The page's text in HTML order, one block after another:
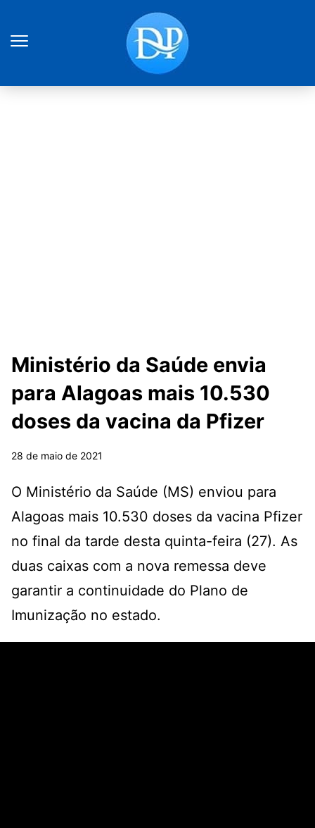
Ministério da Saúde envia
para Alagoas mais 10.530
doses da vacina da Pfizer
28 de maio de 2021
O Ministério da Saúde (MS) enviou para
Alagoas mais 10.530 doses da vacina Pfizer
no final da tarde desta quinta-feira (27). As
duas caixas com a nova remessa deve
garantir a continuidade do Plano de
Imunização no estado.